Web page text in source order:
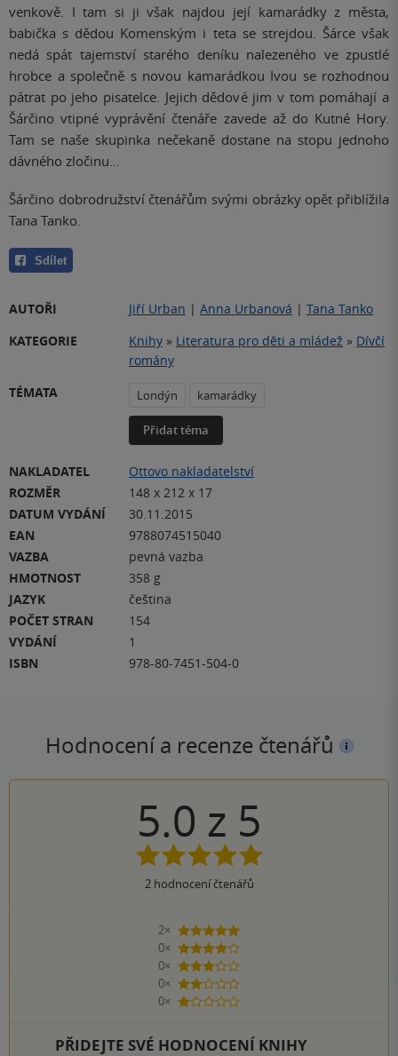
venkově. I tam si ji však najdou její kamarádky z města,
babička s dědou Komenským i teta se strejdou. Šárce však
nedá spát tajemství starého deníku nalezeného ve zpustlé
hrobce a společně s novou kamarádkou Ivou se rozhodnou
pátrat po jeho pisatelce. Jejich dědové jim v tom pomáhají a
Šárčino vtipné vyprávění čtenáře zavede až do Kutné Hory.
Tam se naše skupinka nečekaně dostane na stopu jednoho
dávného zločinu…
Šárčino dobrodružství čtenářům svými obrázky opět přiblížila
Tana Tanko.
Sdílet
AUTOŘI Jiří Urban | Anna Urbanová | Tana Tanko
KATEGORIE
Knihy » Literatura pro děti a mládež » Dívčí
romány
TÉMATA
Londýn kamarádky
Přidat téma
NAKLADATEL
Ottovo nakladatelství
ROZMĚR
148 x 212 x 17
DATUM VYDÁNÍ
30.11.2015
EAN
9788074515040
VAZBA
pevná vazba
HMOTNOST
358 g
JAZYK
čeština
POČET STRAN
154
VYDÁNÍ
1
ISBN
978-80-7451-504-0
Hodnocení a recenze čtenářů
5.0 z 5
2hodnocení čtenářů
2×
5 hvězdiček
0×
4 hvězdičky
0×
3 hvězdičky
0×
2 hvězdičky
0×
1 hvezdička
PŘIDEJTE SVÉ HODNOCENÍ KNIHY